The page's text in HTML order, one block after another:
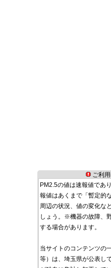
ご利用
PM2.5の値は速報値であ
報値はあくまで「暫定的
周辺の状況、値の変化な
しょう。※機器の故障、
する場合があります。
当サイトのコンテンツの
等）は、埼玉県が公表し